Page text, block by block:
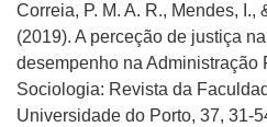
Correia, P. M. A. R., Mendes, I.,
(2019). A perceção de justiça
desempenho na Administração
Sociologia: Revista da
Universidade do Porto, 37, 31-